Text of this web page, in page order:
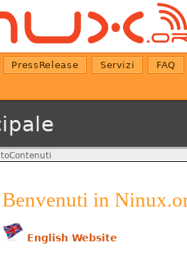
PressRelease Servizi FAQ
Benvenuti in
English Website